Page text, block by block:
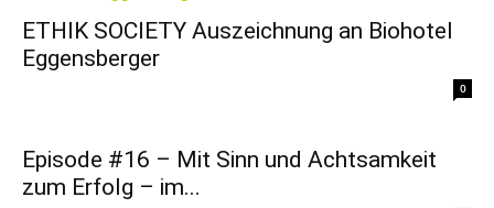
ETHIK SOCIETY Auszeichnung an Biohotel
Eggensberger
0
Episode #16 – Mit Sinn und Achtsamkeit
zum Erfolg – im...